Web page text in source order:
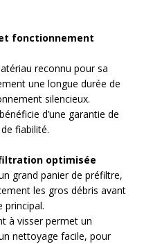
fonctionnement
reconnu pour sa
une longue durée de
silencieux.
d’une garantie de
fiabilité.
optimisée
grand panier de préfiltre,
les gros débris avant
principal.
à visser permet un
nettoyage facile, pour